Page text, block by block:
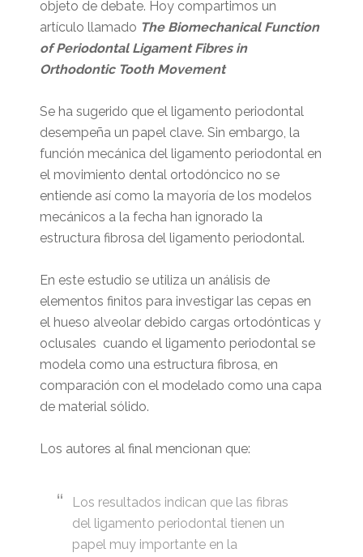
objeto de debate. Hoy compartimos un
artículo llamado The Biomechanical Function
of Periodontal Ligament Fibres in
Orthodontic Tooth Movement
Se ha sugerido que el ligamento periodontal
desempeña un papel clave. Sin embargo, la
función mecánica del ligamento periodontal en
el movimiento dental ortodóncico no se
entiende así como la mayoría de los modelos
mecánicos a la fecha han ignorado la
estructura fibrosa del ligamento periodontal.
En este estudio se utiliza un análisis de
elementos finitos para investigar las cepas en
el hueso alveolar debido cargas ortodónticas y
oclusales cuando el ligamento periodontal se
modela como una estructura fibrosa, en
comparación con el modelado como una capa
de material sólido.
Los autores al final mencionan que:
Los resultados indican que las fibras
del ligamento periodontal tienen un
papel muy importante en la